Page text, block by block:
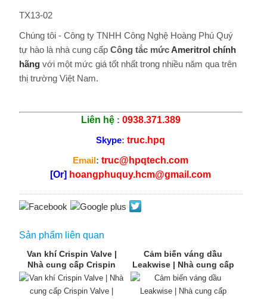
TX13-02
Chúng tôi - Công ty TNHH Công Nghệ Hoàng Phú Quý
tự hào là nhà cung cấp Công tắc mứcAmeritrol chính
hãngvới một mức giá tốt nhất trong nhiều năm qua trên
thị trường Việt Nam.
Liên hệ: 0938.371.389
Skype:truc.hpq
Email:truc@hpqtech.com
[Or] hoangphuquy.hcm@gmail.com
Sản phẩm liên quan
Van khí Crispin Valve |
Nhà cung cấp Crispin
Valve | Crispin Valve Việt
Nam
Cảm biến váng dầu
Leakwise | Nhà cung cấp
Leakwise sensor |
Leakwise Việt Nam